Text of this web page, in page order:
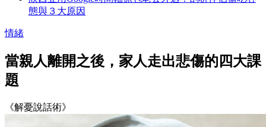
態與３大原因
情緒
當親人離開之後，家人走出悲傷的四大課
題
《解憂說話術》